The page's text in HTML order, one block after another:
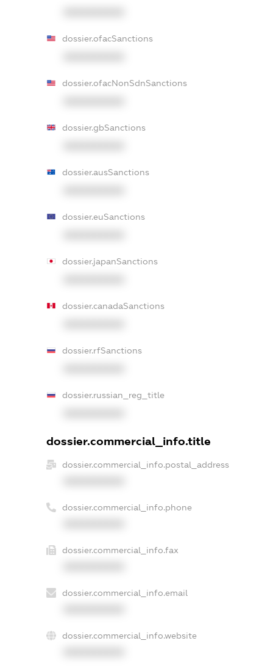
dossier.ofacSanctions
dossier.ofacNonSdnSanctions
dossier.gbSanctions
dossier.ausSanctions
dossier.euSanctions
dossier.japanSanctions
dossier.canadaSanctions
dossier.rfSanctions
dossier.russian_reg_title
dossier.commercial_info.title
dossier.commercial_info.postal_address
dossier.commercial_info.phone
dossier.commercial_info.fax
dossier.commercial_info.email
dossier.commercial_info.website